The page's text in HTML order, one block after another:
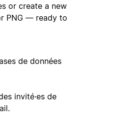
or create a new
PNG — ready to
de données
invité·es de